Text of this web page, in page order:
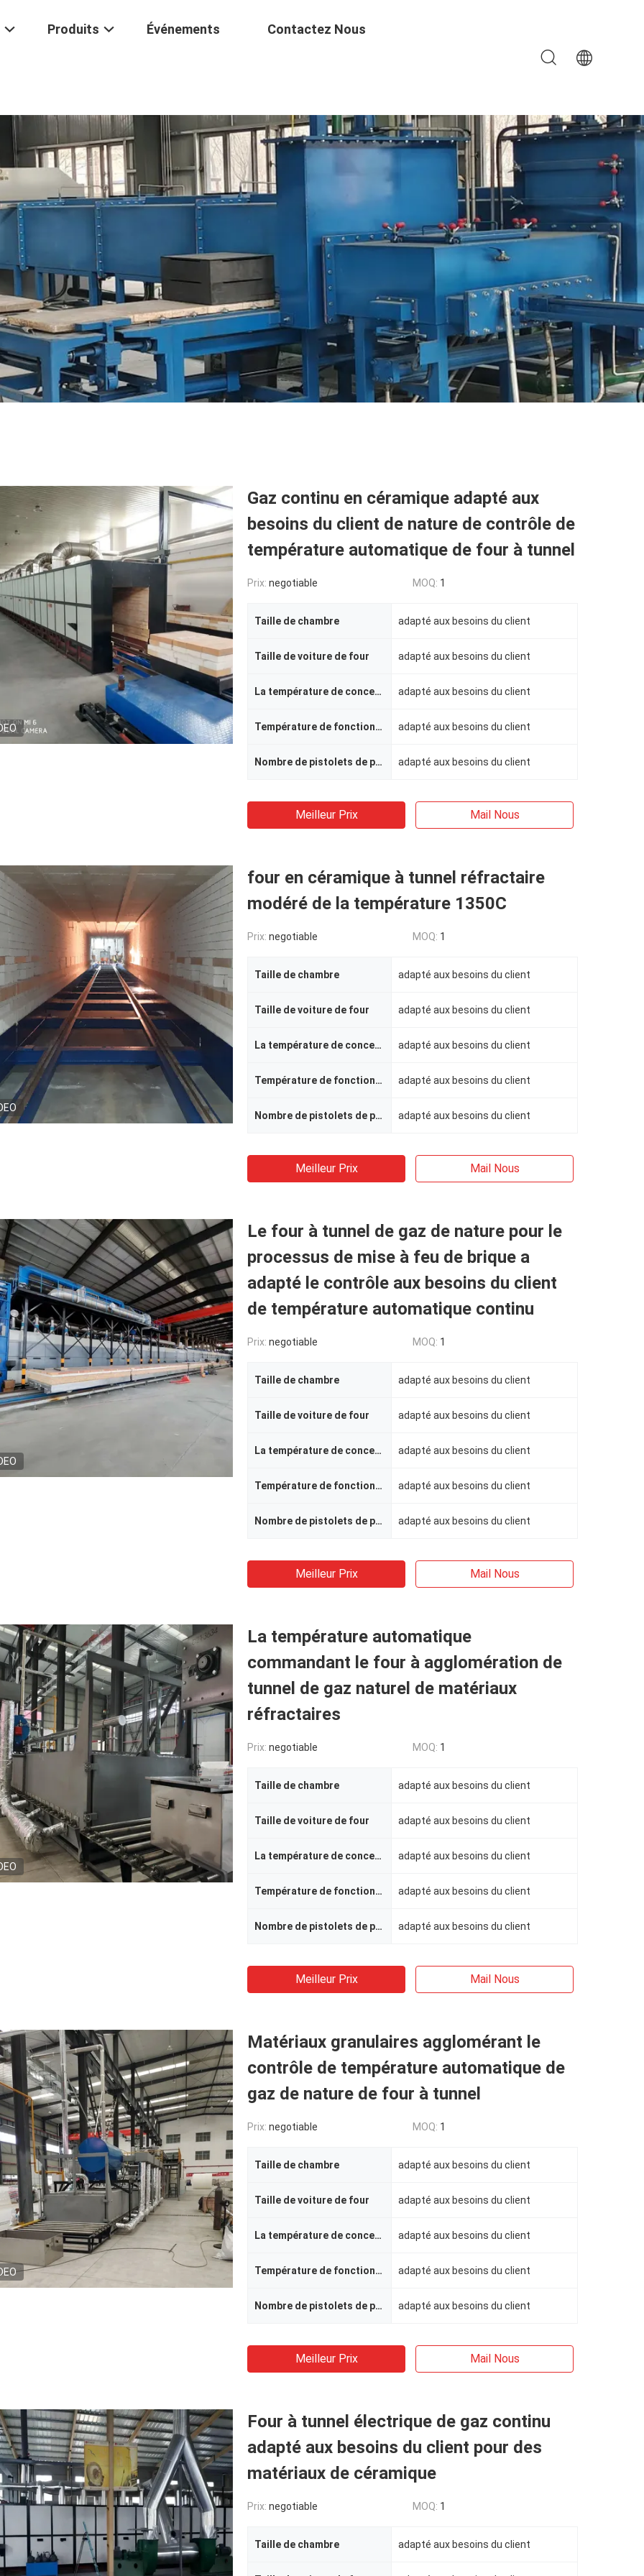
Produits Événements Contactez Nous
Gaz continu en céramique adapté aux
besoins du client de nature de contrôle de
température automatique de four à tunnel
Prix: negotiable MOQ: 1
Taille de chambre adapté aux besoins du client
Taille de voiture de four adapté aux besoins du client
La température de conception adapté aux besoins du client
Température de fonctionnement adapté aux besoins du client
Nombre de pistolets de pulvérisation adapté aux besoins du client
Meilleur Prix Mail Nous
four en céramique à tunnel réfractaire
modéré de la température 1350C
Prix: negotiable MOQ: 1
Taille de chambre adapté aux besoins du client
Taille de voiture de four adapté aux besoins du client
La température de conception adapté aux besoins du client
Température de fonctionnement adapté aux besoins du client
Nombre de pistolets de pulvérisation adapté aux besoins du client
Meilleur Prix Mail Nous
Le four à tunnel de gaz de nature pour le
processus de mise à feu de brique a
adapté le contrôle aux besoins du client
de température automatique continu
Prix: negotiable MOQ: 1
Taille de chambre adapté aux besoins du client
Taille de voiture de four adapté aux besoins du client
La température de conception adapté aux besoins du client
Température de fonctionnement adapté aux besoins du client
Nombre de pistolets de pulvérisation adapté aux besoins du client
Meilleur Prix Mail Nous
La température automatique
commandant le four à agglomération de
tunnel de gaz naturel de matériaux
réfractaires
Prix: negotiable MOQ: 1
Taille de chambre adapté aux besoins du client
Taille de voiture de four adapté aux besoins du client
La température de conception adapté aux besoins du client
Température de fonctionnement adapté aux besoins du client
Nombre de pistolets de pulvérisation adapté aux besoins du client
Meilleur Prix Mail Nous
Matériaux granulaires agglomérant le
contrôle de température automatique de
gaz de nature de four à tunnel
Prix: negotiable MOQ: 1
Taille de chambre adapté aux besoins du client
Taille de voiture de four adapté aux besoins du client
La température de conception adapté aux besoins du client
Température de fonctionnement adapté aux besoins du client
Nombre de pistolets de pulvérisation adapté aux besoins du client
Meilleur Prix Mail Nous
Four à tunnel électrique de gaz continu
adapté aux besoins du client pour des
matériaux de céramique
Prix: negotiable MOQ: 1
Taille de chambre adapté aux besoins du client